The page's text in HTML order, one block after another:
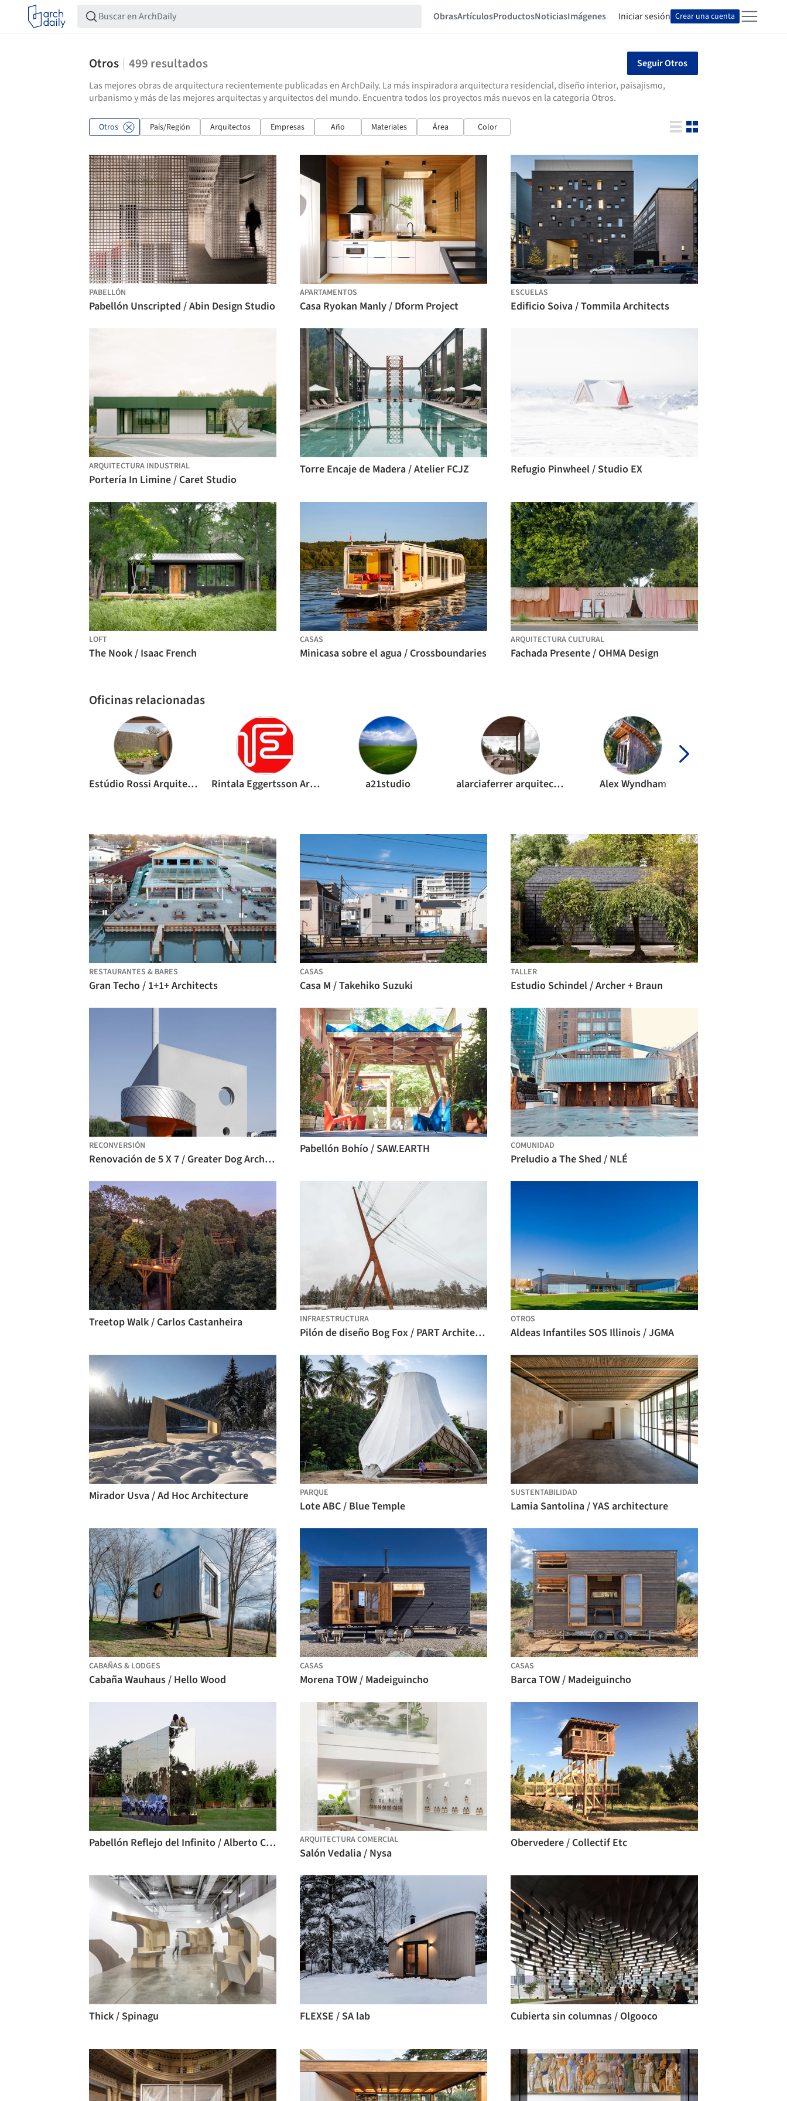
ObrasArtículosProductosNoticiasImágenes Iniciar sesión Crear una cuenta
Otros 499 resultados
Seguir Otros
Las mejores obras de arquitectura recientemente publicadas en ArchDaily. La más inspiradora arquitectura residencial, diseño interior, paisajismo,
urbanismo y más de las mejores arquitectas y arquitectos del mundo. Encuentra todos los proyectos más nuevos en la categoria Otros.
Otros País/Región Arquitectos Empresas Año Materiales Área Color
PABELLÓN
Pabellón Unscripted / Abin Design Studio
APARTAMENTOS
Casa Ryokan Manly / Dform Project
ESCUELAS
Edificio Soiva / Tommila Architects
ARQUITECTURA INDUSTRIAL
Portería In Limine / Caret Studio
Torre Encaje de Madera / Atelier FCJZ Refugio Pinwheel / Studio EX
LOFT
The Nook / Isaac French
CASAS
Minicasa sobre el agua / Crossboundaries
ARQUITECTURA CULTURAL
Fachada Presente / OHMA Design
Oficinas relacionadas
Estúdio Rossi Arquitetos Rintala Eggertsson Architects a21studio alarciaferrer arquitectos Alex Wyndham
RESTAURANTES & BARES
Gran Techo / 1+1+ Architects
CASAS
Casa M / Takehiko Suzuki
TALLER
Estudio Schindel / Archer + Braun
RECONVERSIÓN
Renovación de 5 X 7 / Greater Dog Architects
Pabellón Bohío / SAW.EARTH COMUNIDAD
Preludio a The Shed / NLÉ
Treetop Walk / Carlos Castanheira INFRAESTRUCTURA
Pilón de diseño Bog Fox / PART Architecture
OTROS
Aldeas Infantiles SOS Illinois / JGMA
Mirador Usva / Ad Hoc Architecture PARQUE
Lote ABC / Blue Temple
SUSTENTABILIDAD
Lamia Santolina / YAS architecture
CABAÑAS & LODGES
Cabaña Wauhaus / Hello Wood
CASAS
Morena TOW / Madeiguincho
CASAS
Barca TOW / Madeiguincho
Pabellón Reflejo del Infinito / Alberto Collet + MEDS (Meetings of Design Students) ARQUITECTURA COMERCIAL
Salón Vedalia / Nysa
Obervedere / Collectif Etc
Thick / Spinagu FLEXSE / SA lab Cubierta sin columnas / Olgooco